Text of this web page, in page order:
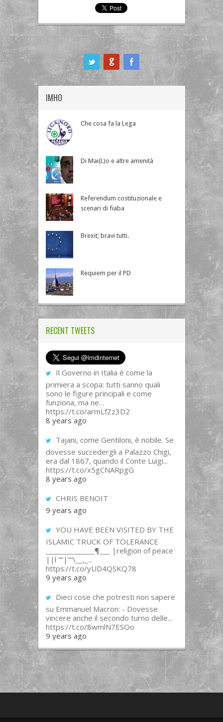
IMHO
Che cosa fa la Lega
Di Mai(L)o e altre amenità
Referendum costituzionale e
scenari di fiaba
Brexit; bravi tutti.
Requiem per il PD
RECENT TWEETS
Il Governo in Italia è come la
primiera a scopa: tutti sanno quali
sono le figure principali e come
funziona, ma ne…
https://t.co/armLfZz3D2
8 years ago
Tajani, come Gentiloni, è nobile. Se
dovesse succedergli a Palazzo Chigi,
era dal 1867, quando il Conte Luigi...
https://t.co/x5gCNARpgG
8 years ago
CHRIS BENOIT
9 years ago
YOU HAVE BEEN VISITED BY THE
ISLAMIC TRUCK OF TOLERANCE
______________¶___ |religion of peace
||l “”|””\__,_...
https://t.co/yUD4QSKQ78
9 years ago
Dieci cose che potresti non sapere
su Emmanuel Macron: - Dovesse
vincere anche il secondo turno delle...
https://t.co/8wmlN7ESOo
9 years ago